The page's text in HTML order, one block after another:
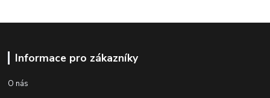
Informace pro zákazníky
O nás